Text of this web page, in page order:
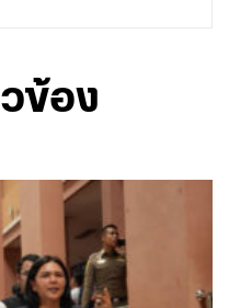
ข้อง